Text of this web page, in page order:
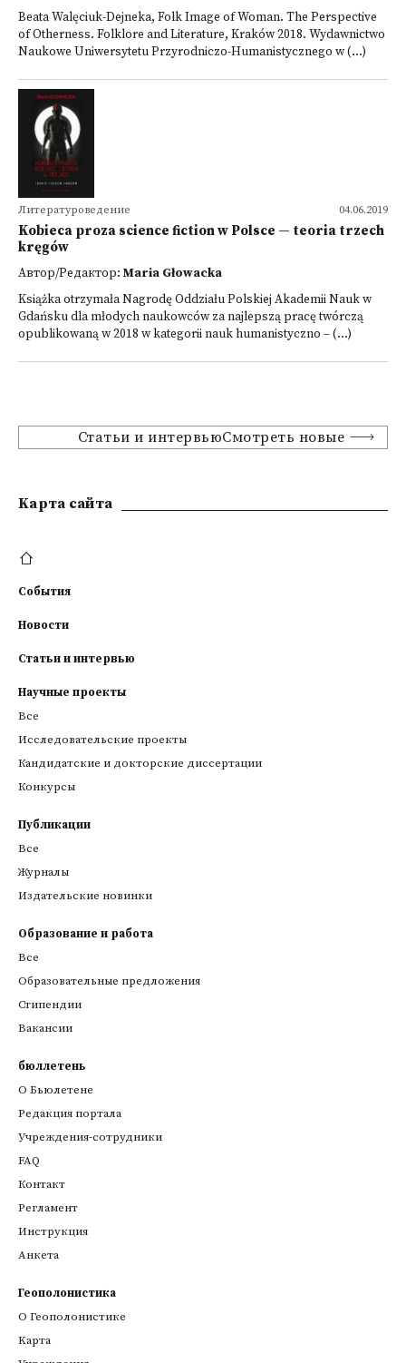
Beata Walęciuk-Dejneka, Folk Image of Woman. The Perspective
of Otherness. Folklore and Literature, Kraków 2018. Wydawnictwo
Naukowe Uniwersytetu Przyrodniczo-Humanistycznego w (...)
04.06.2019
Литературоведение
Kobieca proza science fiction w Polsce — teoria trzech
kręgów
Автор/Редактор:Maria Głowacka
Książka otrzymała Nagrodę Oddziału Polskiej Akademii Nauk w
Gdańsku dla młodych naukowców za najlepszą pracę twórczą
opublikowaną w 2018 w kategorii nauk humanistyczno – (...)
Статьи и интервьюСмотреть новые
Kарта сайта
События
Новости
Статьи и интервью
Научные проекты
Все
Исследовательские проекты
Кандидатские и докторские диссертации
Конкурсы
Публикации
Все
Журналы
Издательские новинки
Образование и работа
Все
Образовательные предложения
Стипендии
Вакансии
бюллетень
О Бьюлетене
Редакция портала
Учреждения-сотрудники
FAQ
Контакт
Регламент
Инструкция
Анкета
Геополонистика
О Геополонистике
Kарта